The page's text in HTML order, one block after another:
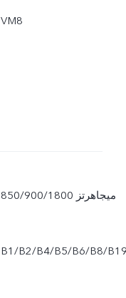
VM8
850/900/1800 ميجاهرتز
B1/B2/B4/B5/B6/B8/